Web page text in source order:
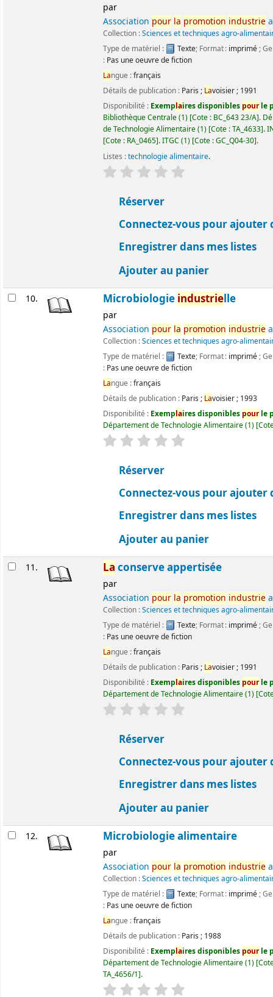
par
Association pour la promotion industrie
Collection :Sciences et techniques agro-
Type de matériel :
Texte; Format : imprimé;
: Pas une oeuvre de fiction
Langue :français
Détails de publication : Paris ; Lavoisier; 1991
Disponibilité : Exemplaires disponibles pourle
Bibliothèque Centrale(1) Cote : BC_643 23/A .
de Technologie Alimentaire(1) Cote :TA_4633 .
Cote : RA_0465 .ITGC (1) Cote :GC_Q04-30 .
Listes :technologie alimentaire.
évaluation
Réserver
Connectez-vous pour ajouter
Enregistrer dans mes listes
Ajouter au panier
10. Microbiologie industrielle
par
Association pour la promotion industrie
Collection :Sciences et techniques agro-
Type de matériel :
Texte; Format : imprimé;
: Pas une oeuvre de fiction
Langue :français
Détails de publication : Paris ; Lavoisier; 1993
Disponibilité : Exemplaires disponibles pourle
Département de Technologie Alimentaire(1)
évaluation
Réserver
Connectez-vous pour ajouter
Enregistrer dans mes listes
Ajouter au panier
11. La conserve appertisée
par
Association pour la promotion industrie
Collection :Sciences et techniques agro-
Type de matériel :
Texte; Format : imprimé;
: Pas une oeuvre de fiction
Langue :français
Détails de publication : Paris ; Lavoisier; 1991
Disponibilité : Exemplaires disponibles pourle
Département de Technologie Alimentaire(1)
évaluation
Réserver
Connectez-vous pour ajouter
Enregistrer dans mes listes
Ajouter au panier
12. Microbiologie alimentaire
par
Association pour la promotion industrie
Collection :Sciences et techniques agro-
Type de matériel :
Texte; Format : imprimé;
: Pas une oeuvre de fiction
Langue :français
Détails de publication : Paris ; 1988
Disponibilité : Exemplaires disponibles pourle
Département de Technologie Alimentaire(1)
TA_4656/1 .
évaluation